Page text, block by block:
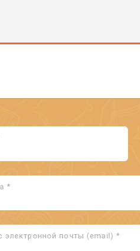
*
электронной почты (email) *